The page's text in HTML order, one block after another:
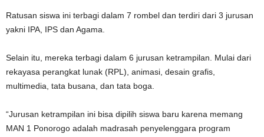
Ratusan siswa ini terbagi dalam 7 rombel dan terdiri dari 3 jurusan
yakni IPA, IPS dan Agama.
Selain itu, mereka terbagi dalam 6 jurusan ketrampilan. Mulai dari
rekayasa perangkat lunak (RPL), animasi, desain grafis,
multimedia, tata busana, dan tata boga.
“Jurusan ketrampilan ini bisa dipilih siswa baru karena memang
MAN 1 Ponorogo adalah madrasah penyelenggara program